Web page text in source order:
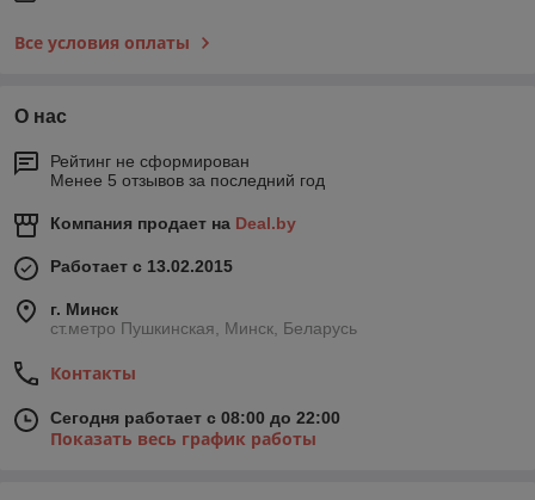
Все условия оплаты
О нас
Рейтинг не сформирован
Менее 5 отзывов за последний год
Компания продает на Deal.by
Работает с 13.02.2015
г. Минск
ст.метро Пушкинская, Минск, Беларусь
Контакты
Сегодня работает с 08:00 до 22:00
Показать весь график работы